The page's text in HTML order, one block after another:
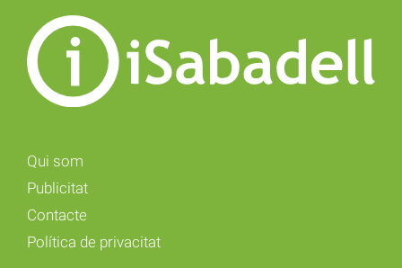
Qui som
Publicitat
Contacte
Política de privacitat